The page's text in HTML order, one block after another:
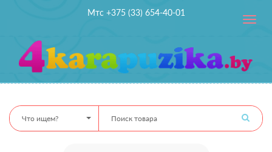
Мтс +375 (33) 654-40-01
Toggle
Что ищем?